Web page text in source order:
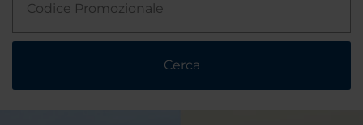
Codice Promozionale
Cerca